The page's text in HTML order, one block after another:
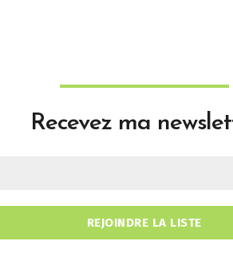
Recevez ma